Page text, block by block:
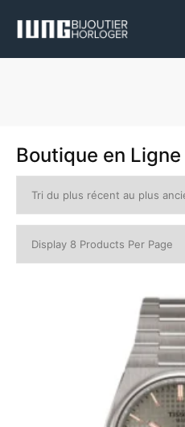
Boutique en Ligne